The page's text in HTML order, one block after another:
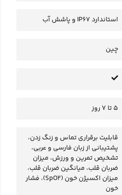
استاندارد IP67 و پاشش آب
چین
5 تا 7 روز
قابلیت برقراری تماس و زنگ زدن،
پشتیبانی از زبان فارسی و عربی،
تشخیص تمرین و ورزش، میزان
ضربان قلب، میانگین ضربان قلب،
میزان اکسیژن خون (SpO2)، فشار
خون